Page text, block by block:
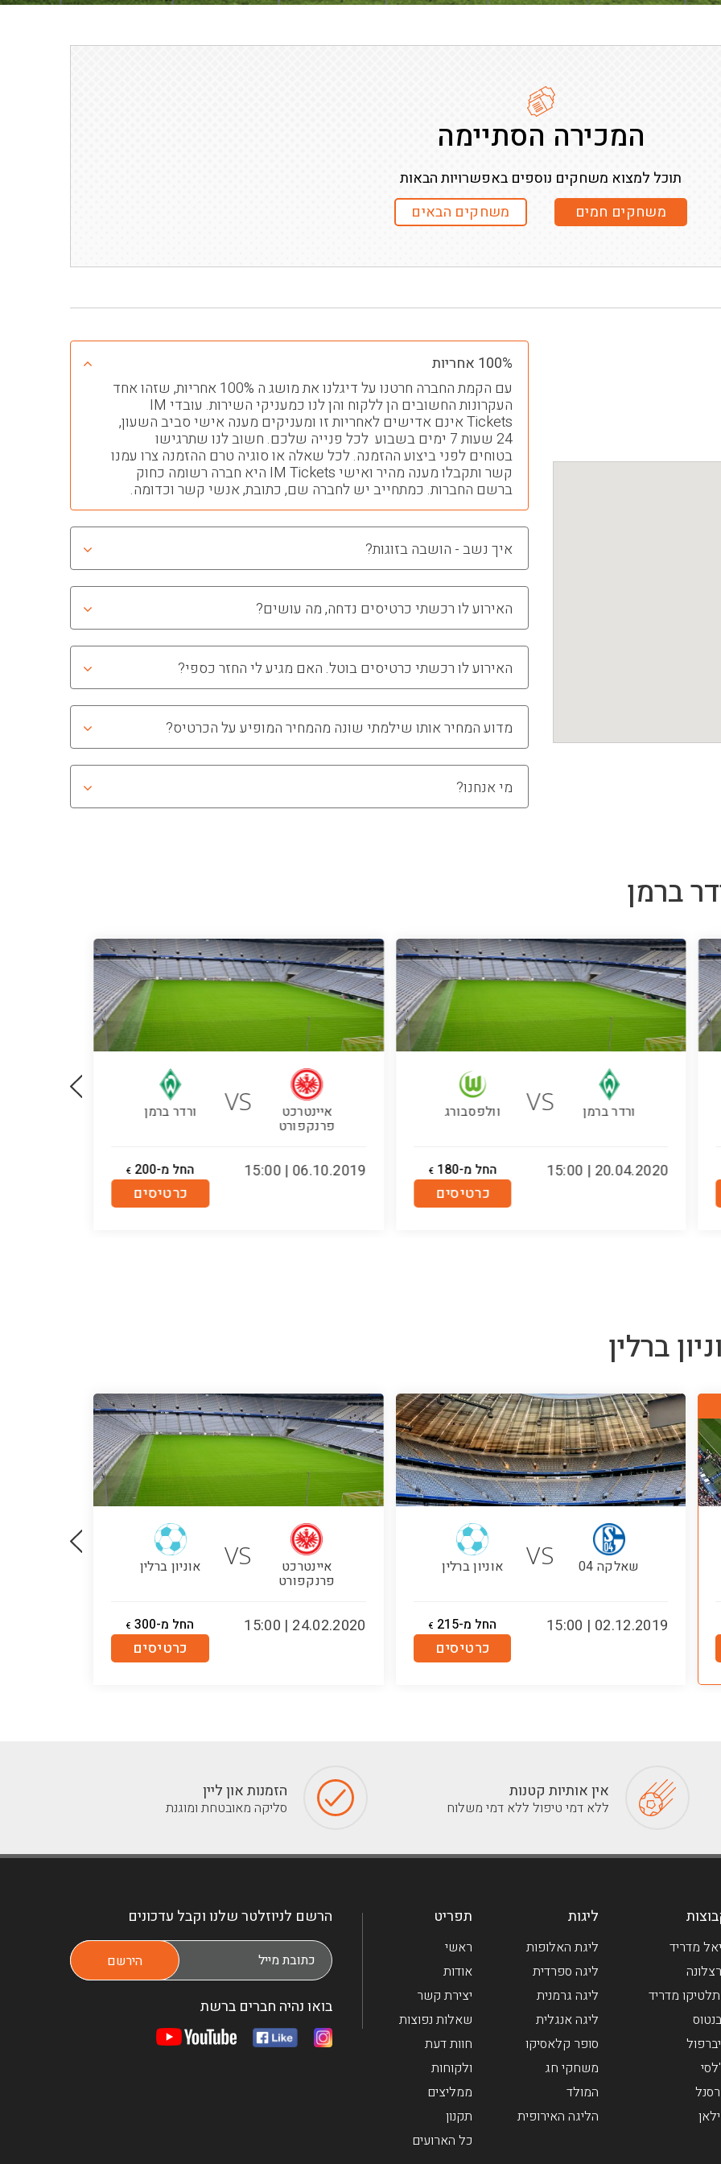
המכירה הסתיימה
תוכל למצוא משחקים נוספים באפשרויות הבאות
משחקים חמים
משחקים הבאים
100% אחריות
עם הקמת החברה חרטנו על דיגלנו את מושג ה 100% אחריות, שזהו אחד
העקרונות החשובים הן ללקוח והן לנו כמעניקי השירות. עובדי IM
Tickets אינם אדישים לאחריות זו ומעניקים מענה אישי סביב השעון,
24 שעות 7 ימים בשבוע לכל פנייה שלכם. חשוב לנו שתרגישו
בטוחים לפני ביצוע ההזמנה. לכל שאלה או סוגיה טרם ההזמנה צרו עמנו
קשר ותקבלו מענה מהיר ואישי IM Tickets היא חברה רשומה כחוק
ברשם החברות. כמתחייב יש לחברה שם, כתובת, אנשי קשר וכדומה.
איך נשב - הושבה בזוגות?
האירוע לו רכשתי כרטיסים נדחה, מה עושים?
האירוע לו רכשתי כרטיסים בוטל. האם מגיע לי החזר כספי?
מדוע המחיר אותו שילמתי שונה מהמחיר המופיע על הכרטיס?
מי אנחנו?
ברמן
ורדר ברמן VS וולפסבורג
20.04.2020 | 15:00 החל מ-180 €
כרטיסים
איינטרכט
פרנקפורט
VS ורדר ברמן
06.10.2019 | 15:00 החל מ-200 €
כרטיסים
ברלין
שאלקה 04 VS אוניון ברלין
02.12.2019 | 15:00 החל מ-215 €
כרטיסים
איינטרכט
פרנקפורט
VS אוניון ברלין
24.02.2020 | 15:00 החל מ-300 €
כרטיסים
אין אותיות קטנות
ללא דמי טיפול ללא דמי משלוח
הזמנות און ליין
סליקה מאובטחת ומוגנת
מדריד
מדריד
ליגות
ליגת האלופות
ליגה ספרדית
ליגה גרמנית
ליגה אנגלית
סופר קלאסיקו
משחקי חג
המולד
הליגה האירופית
תפריט
ראשי
אודות
יצירת קשר
שאלות נפוצות
חוות דעת
ולקוחות
ממליצים
תקנון
כל הארועים
הרשם לניוזלטר שלנו וקבל עדכונים
בואו נהיה חברים ברשת